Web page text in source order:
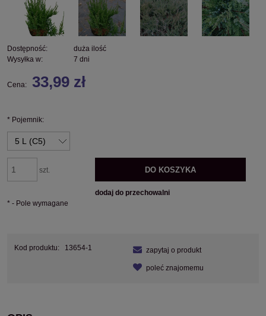
Dostępność:
duża ilość
Wysyłka w:
7 dni
Cena: 33,99 zł
* Pojemnik:
szt. DO KOSZYKA
dodaj do przechowalni
* - Pole wymagane
Kod produktu: 13654-1 zapytaj o produkt
poleć znajomemu